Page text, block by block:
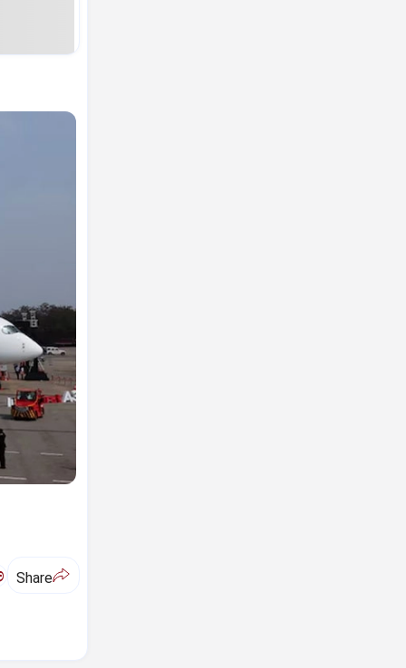
Share